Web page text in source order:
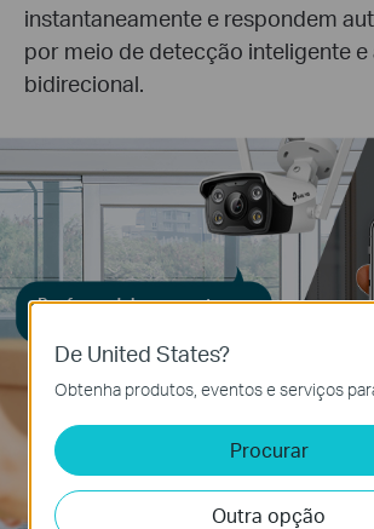
instantaneamente e respondem
por meio de detecção inteligente e
bidirecional.
Por favor, deixe o pacote na
De United States?
Obtenha produtos, eventos e serviços
Procurar
Outra opção